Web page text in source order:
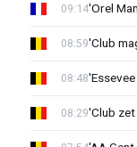
'Orel
09:14
'Club
08:59
08:48
'Club
08:29